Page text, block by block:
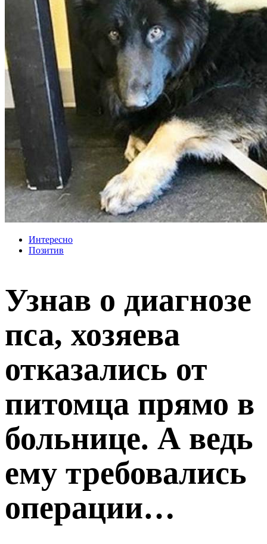
Интересно
Позитив
Узнав о диагнозе
пса, хозяева
отказались от
питомца прямо в
больнице. А ведь
ему требовались
операции…